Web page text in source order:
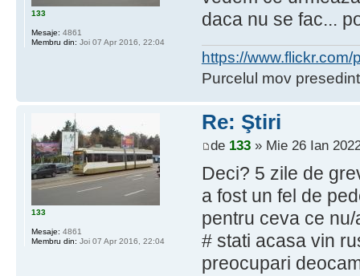
daca nu se fac...
https://
Purcelul mov
133
Mesaje: 4861
Membru din: Joi 07 Apr 2016, 22:04
Re: Ştiri
de 133» Mie 26 Ian
Deci? 5 zile de
a fost un fel de
pentru ceva ce
# stati acasa vin
preocupari
133
Mesaje: 4861
Membru din: Joi 07 Apr 2016, 22:04